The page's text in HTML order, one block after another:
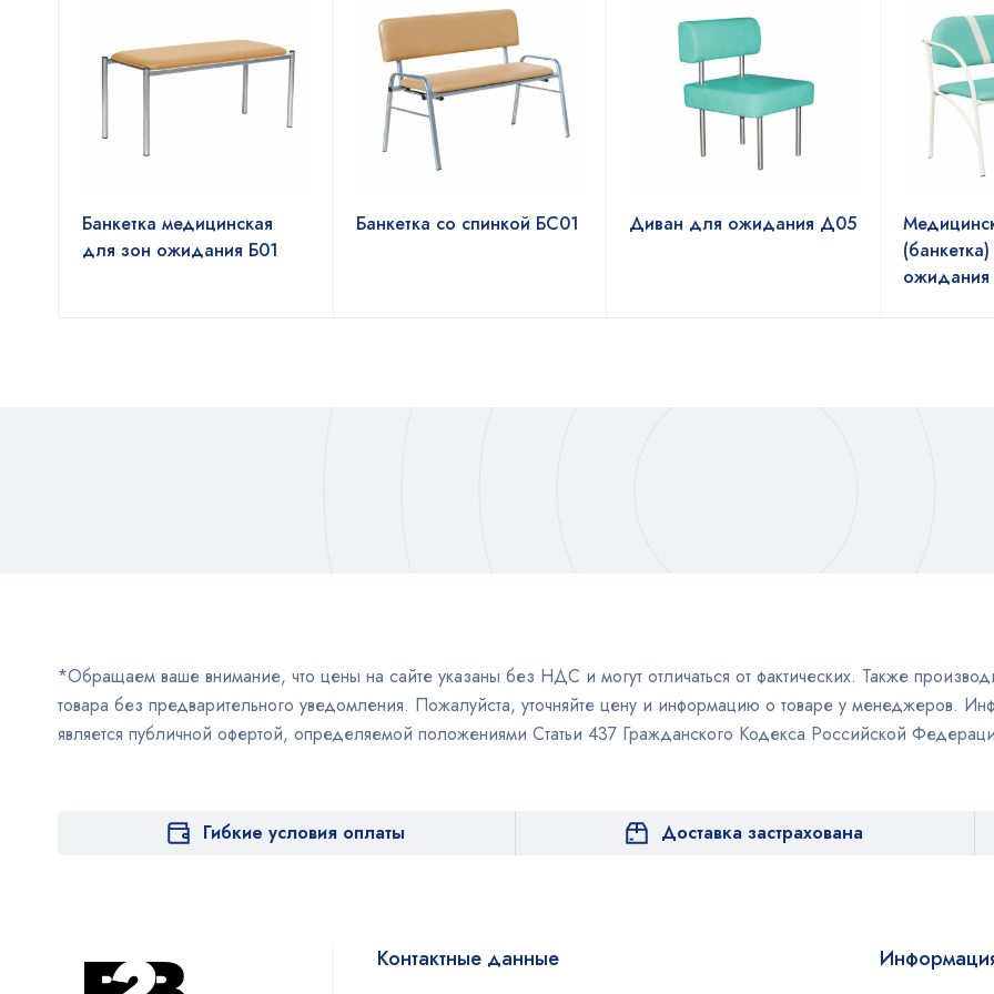
Банкетка медицинская
для зон ожидания Б01
Банкетка со спинкой БС01 Диван для ожидания Д05
ожидания
*Обращаем ваше внимание, что цены на сайте указаны без НДС и могут отличаться от фактических. Также
товара без предварительного уведомления. Пожалуйста, уточняйте цену и информацию о товаре у менеджеров.
является публичной офертой, определяемой положениями Статьи 437 Гражданского Кодекса Российской
Гибкие условия оплаты Доставка застрахована
Контактные данные